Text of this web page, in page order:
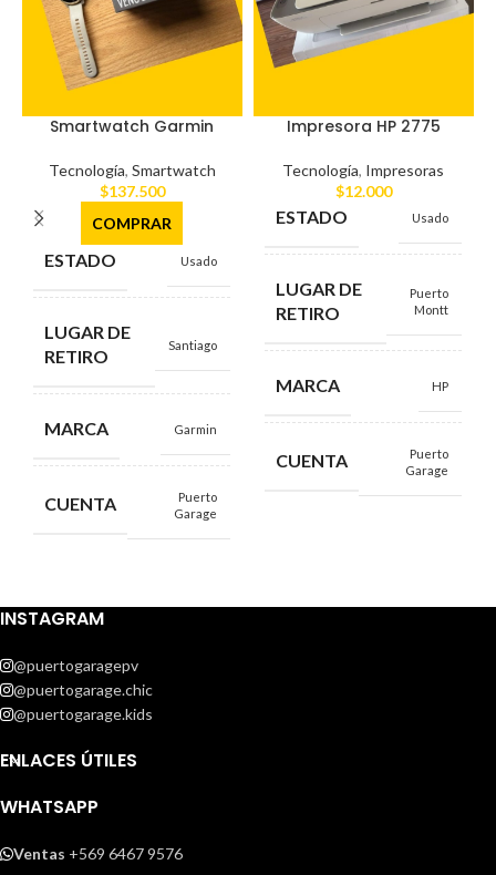
Smartwatch Garmin
Tecnología, Smartwatch
$137.500
COMPRAR
ESTADO Usado
LUGAR DE
RETIRO
Santiago
MARCA Garmin
CUENTA
Puerto
Garage
Impresora HP 2775
Tecnología, Impresoras
$12.000
ESTADO Usado
LUGAR DE
RETIRO
Puerto
Montt
MARCA HP
CUENTA
Puerto
Garage
INSTAGRAM
@puertogaragepv
@puertogarage.chic
@puertogarage.kids
ENLACES ÚTILES
WHATSAPP
Ventas +569 6467 9576